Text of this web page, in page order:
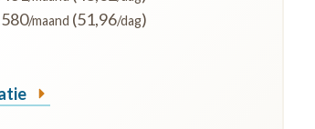
/maand (51,96/dag)